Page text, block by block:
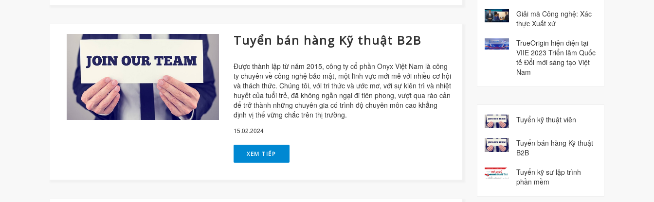
Tuyển bán hàng Kỹ thuật B2B
Được thành lập từ năm 2015, công ty cổ phần Onyx Việt Nam là công
ty chuyên về công nghệ bảo mật, một lĩnh vực mới mẻ với nhiều cơ hội
và thách thức. Chúng tôi, với tri thức và ước mơ, với sự kiên trì và nhiệt
huyết của tuổi trẻ, đã không ngần ngại đi tiên phong, vượt qua rào cản
để trở thành những chuyên gia có trình độ chuyên môn cao khẳng
định vị thế vững chắc trên thị trường.
15.02.2024
XEM TIẾP
Giải mã Công nghệ: Xác
thực Xuất xứ
TrueOrigin hiện diện tại
VIIE 2023 Triển lãm Quốc
tế Đổi mới sáng tạo Việt
Nam
Tuyển kỹ thuật viên
Tuyển bán hàng Kỹ thuật
B2B
Tuyển kỹ sư lập trình
phần mềm